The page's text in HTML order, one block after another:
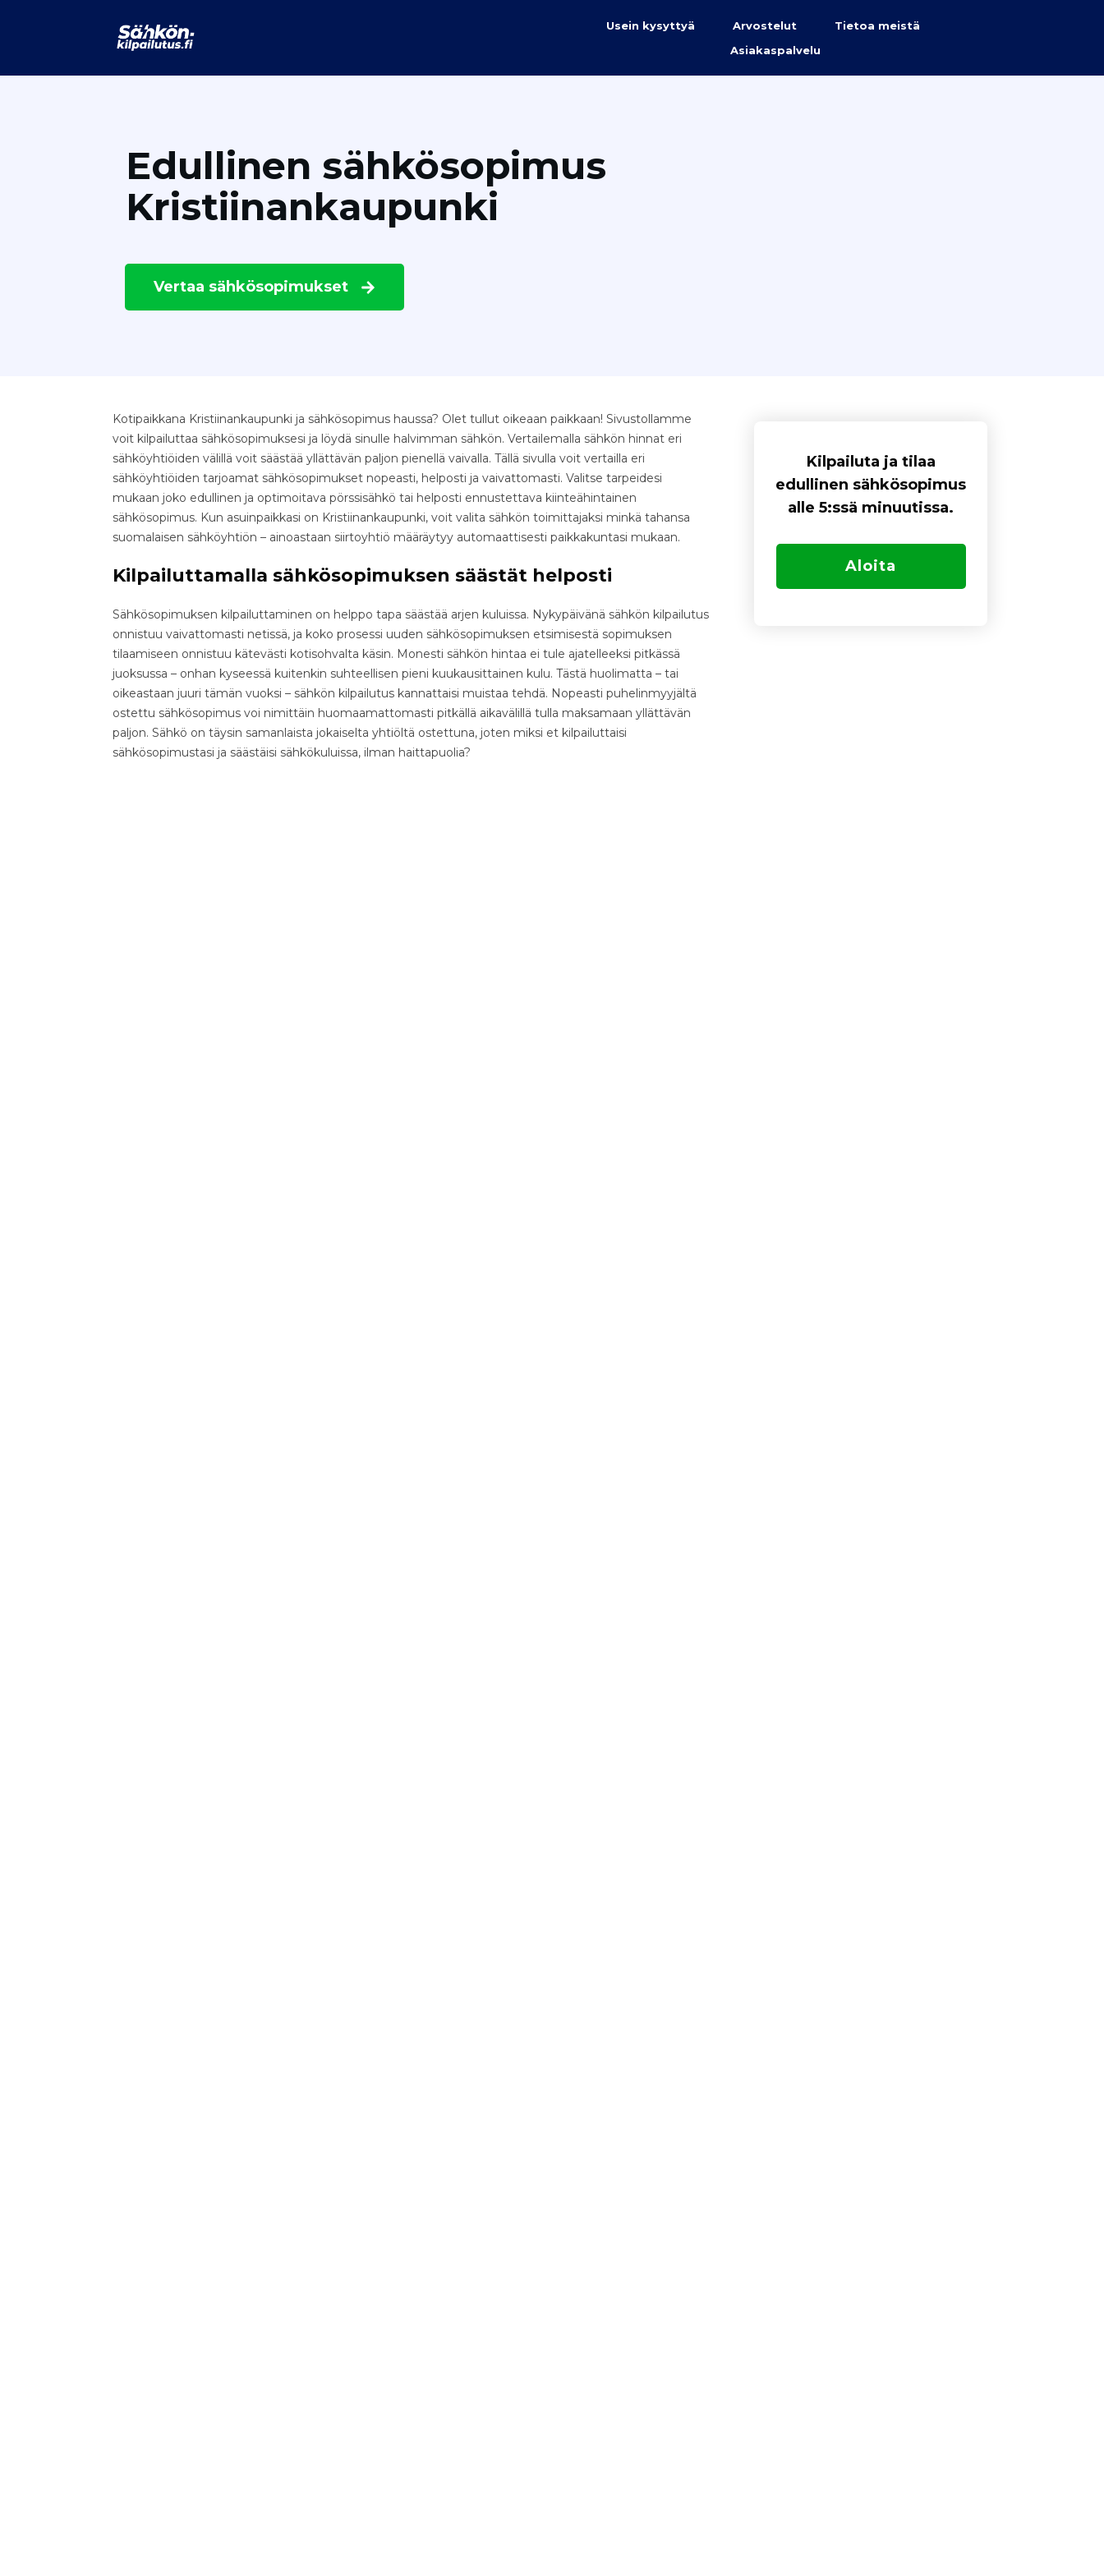
Usein kysyttyä Arvostelut
Tietoa meistä
Asiakaspalvelu
Edullinen sähkösopimus
Kristiinankaupunki
Vertaa sähkösopimukset
Kotipaikkana Kristiinankaupunki ja sähkösopimus haussa? Olet tullut oikeaan paikkaan! Sivustollamme
voit kilpailuttaa sähkösopimuksesi ja löydä sinulle halvimman sähkön. Vertailemalla sähkön hinnat eri
sähköyhtiöiden välillä voit säästää yllättävän paljon pienellä vaivalla. Tällä sivulla voit vertailla eri
sähköyhtiöiden tarjoamat sähkösopimukset nopeasti, helposti ja vaivattomasti. Valitse tarpeidesi
mukaan joko edullinen ja optimoitava pörssisähkö tai helposti ennustettava kiinteähintainen
sähkösopimus. Kun asuinpaikkasi on Kristiinankaupunki, voit valita sähkön toimittajaksi minkä tahansa
suomalaisen sähköyhtiön – ainoastaan siirtoyhtiö määräytyy automaattisesti paikkakuntasi mukaan.
Kilpailuttamalla sähkösopimuksen säästät helposti
Sähkösopimuksen kilpailuttaminen on helppo tapa säästää arjen kuluissa. Nykypäivänä sähkön kilpailutus
onnistuu vaivattomasti netissä, ja koko prosessi uuden sähkösopimuksen etsimisestä sopimuksen
tilaamiseen onnistuu kätevästi kotisohvalta käsin. Monesti sähkön hintaa ei tule ajatelleeksi pitkässä
juoksussa – onhan kyseessä kuitenkin suhteellisen pieni kuukausittainen kulu. Tästä huolimatta – tai
oikeastaan juuri tämän vuoksi – sähkön kilpailutus kannattaisi muistaa tehdä. Nopeasti puhelinmyyjältä
ostettu sähkösopimus voi nimittäin huomaamattomasti pitkällä aikavälillä tulla maksamaan yllättävän
paljon. Sähkö on täysin samanlaista jokaiselta yhtiöltä ostettuna, joten miksi et kilpailuttaisi
sähkösopimustasi ja säästäisi sähkökuluissa, ilman haittapuolia?
Kilpailuta ja tilaa
edullinen sähkösopimus
alle 5:ssä minuutissa.
Aloita